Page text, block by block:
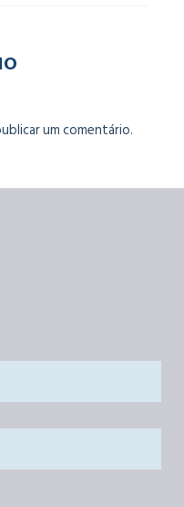
um comentário.